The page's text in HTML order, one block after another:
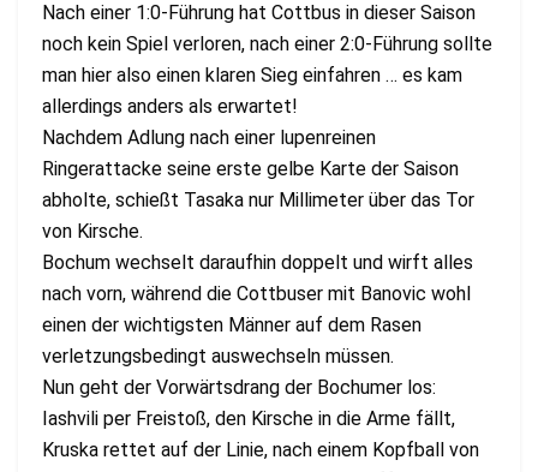
Nach einer 1:0-Führung hat Cottbus in dieser Saison
noch kein Spiel verloren, nach einer 2:0-Führung sollte
man hier also einen klaren Sieg einfahren … es kam
allerdings anders als erwartet!
Nachdem Adlung nach einer lupenreinen
Ringerattacke seine erste gelbe Karte der Saison
abholte, schießt Tasaka nur Millimeter über das Tor
von Kirsche.
Bochum wechselt daraufhin doppelt und wirft alles
nach vorn, während die Cottbuser mit Banovic wohl
einen der wichtigsten Männer auf dem Rasen
verletzungsbedingt auswechseln müssen.
Nun geht der Vorwärtsdrang der Bochumer los:
Iashvili per Freistoß, den Kirsche in die Arme fällt,
Kruska rettet auf der Linie, nach einem Kopfball von